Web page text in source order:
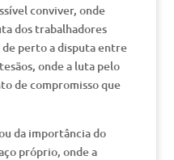
conviver, onde
dos trabalhadores
perto a disputa entre
onde a luta pelo
de compromisso que
da importância do
próprio, onde a